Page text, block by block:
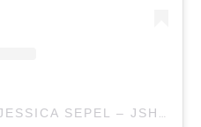
PŘÍSPĚVEK SDÍLENÝ JESSICA SEPEL – JSHEALTH® 🧿🧿🧿 (@JSHEALTH)